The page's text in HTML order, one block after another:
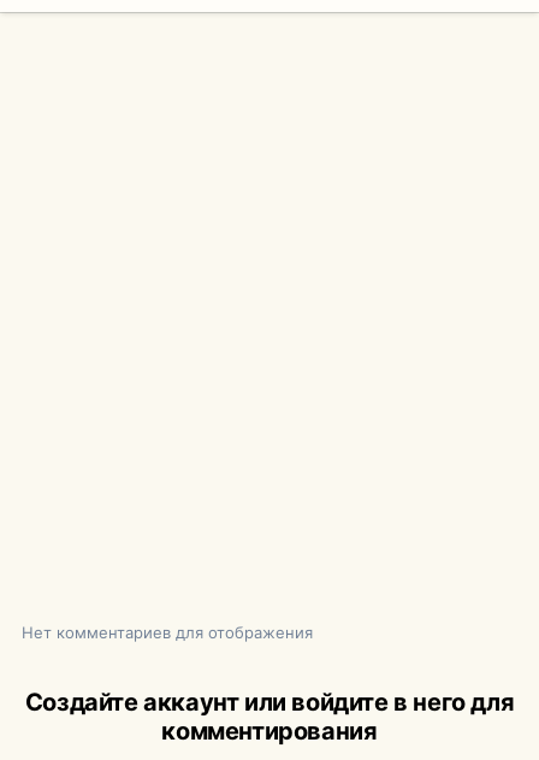
Нет комментариев для отображения
Создайте аккаунт или войдите в него для
комментирования